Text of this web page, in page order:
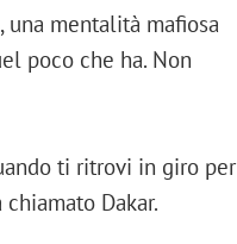
mentalità mafiosa
poco che ha. Non
ti ritrovi in giro per
Dakar.